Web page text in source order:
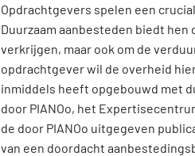
Opdrachtgevers spelen een
Duurzaam aanbesteden biedt
verkrijgen, maar ook om de
opdrachtgever wil de overheid
inmiddels heeft opgebouwd met
door PIANOo, het
de door PIANOo uitgegeven
van een doordacht